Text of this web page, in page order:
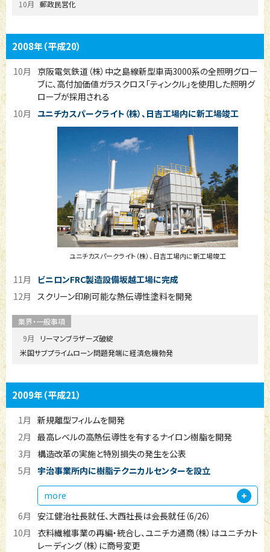
10月 郵政民営化
2008年（平成20）
10月
京阪電気鉄道（株）中之島線新型車両3000系の全照明グロー
ブに、高付加価値ガラスクロス「ティンクル」を使用した照明グ
ローブが採用される
10月
ユニチカスパークライト（株）、日吉工場内に新工場竣工
ユニチカスパークライト（株）、日吉工場内に新工場竣工
11月
ビニロンFRC製造設備坂越工場に完成
12月
スクリーン印刷可能な熱伝導性塗料を開発
9月
リーマンブラザーズ破綻
米国サブプライムローン問題発端に経済危機勃発
2009年（平成21）
1月 新規離型フィルムを開発
2月 最高レベルの高熱伝導性を有するナイロン樹脂を開発
3月
構造改革の実施と特別損失の発生を公表
5月
宇治事業所内に樹脂テクニカルセンターを設立
more
6月 安江健治社長就任、大西社長は会長就任（6/26）
10月
衣料繊維事業の再編・統合し、ユニチカ通商（株）はユニチカト
レーディング（株）に商号変更